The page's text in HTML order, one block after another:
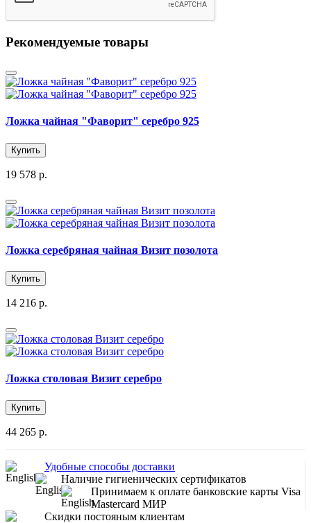
Рекомендуемые товары
Ложка чайная "Фаворит" серебро 925
Купить
19 578 р.
Ложка серебряная чайная Визит позолота
Купить
14 216 р.
Ложка столовая Визит серебро
Купить
44 265 р.
Удобные способы доставки
Наличие гигиенических сертификатов
Принимаем к оплате банковские карты Visa
Mastercard МИР
Скидки постояным клиентам